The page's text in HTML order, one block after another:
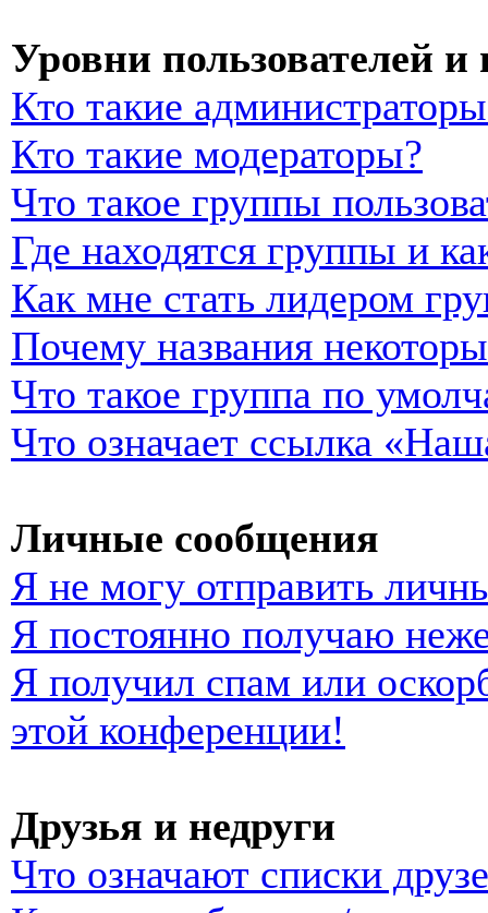
Уровни пользователей
Кто такие
Кто такие модераторы?
Что такое группы
Где находятся группы и
Как мне стать лидером
Почему названия
Что такое группа по
Что означает ссылка
Личные сообщения
Я не могу отправить
Я постоянно получаю
Я получил спам или
этой конференции!
Друзья и недруги
Что означают списки